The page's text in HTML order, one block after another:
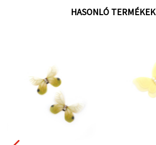
HASONLÓ TERMÉKEK